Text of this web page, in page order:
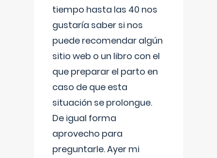
tiempo hasta las 40 nos
gustaría saber si nos
puede recomendar algún
sitio web o un libro con el
que preparar el parto en
caso de que esta
situación se prolongue.
De igual forma
aprovecho para
preguntarle. Ayer mi